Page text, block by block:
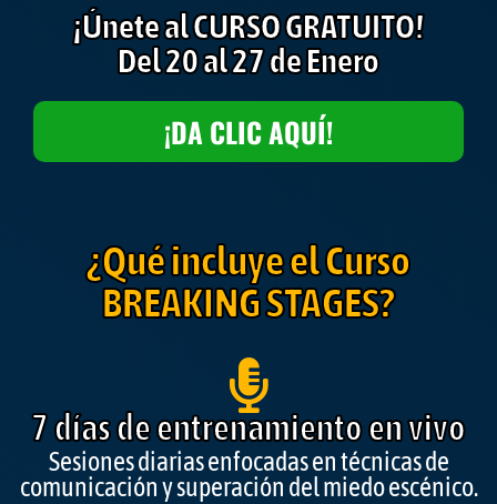
¡Únete al CURSO GRATUITO!
Del 20 al 27 de Enero
¡DA CLIC AQUÍ!
¿Qué incluye el Curso
BREAKING STAGES?
7 días de entrenamiento en vivo
Sesiones diarias enfocadas en técnicas de
comunicación y superación del miedo escénico.